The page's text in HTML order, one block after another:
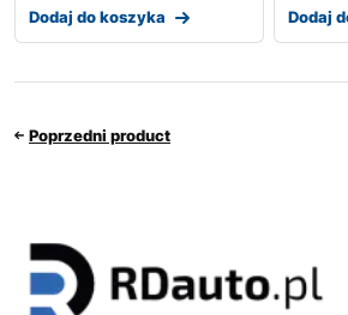
Dodaj do koszyka Dodaj
Poprzedni product